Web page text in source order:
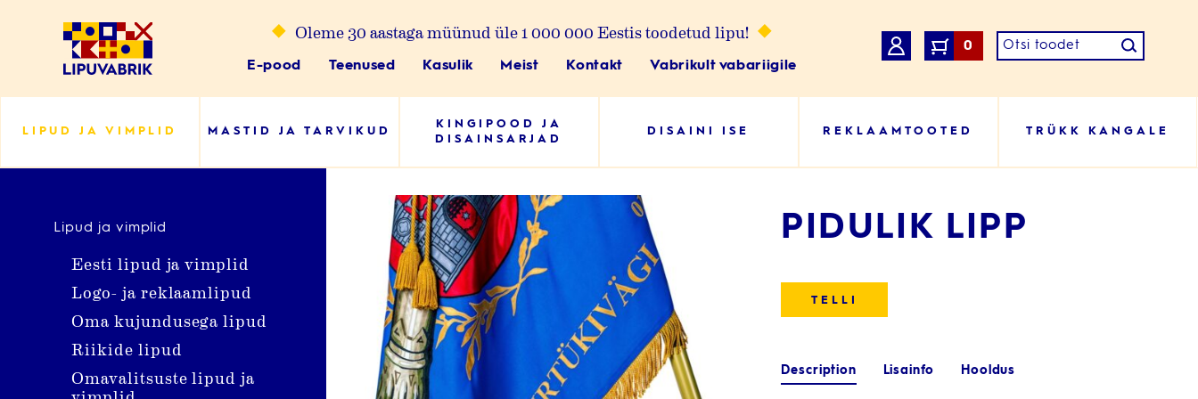
Lipuvabrik
Oleme 30 aastaga müünud üle 1 000 000 Eestis toodetud lipu!
E-pood Teenused Kasulik Meist Kontakt Vabrikult vabariigile
0
LIPUD JA VIMPLID MASTID JA TARVIKUD
KINGIPOOD JA
DISAINSARJAD
DISAINI ISE REKLAAMTOOTED TRÜKK KANGALE
Lipud ja vimplid
Eesti lipud ja vimplid
Logo- ja reklaamlipud
Oma kujundusega lipud
Riikide lipud
Omavalitsuste lipud ja
PIDULIK LIPP
TELLI
Tellimuse
Description Lisainfo Hooldus